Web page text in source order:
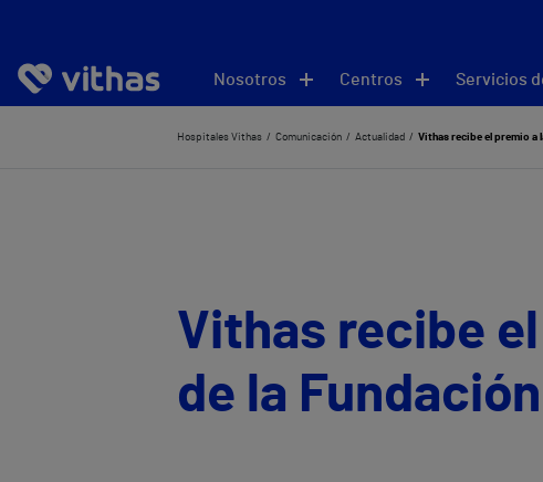
Nosotros Centros Servicios
Hospitales Vithas Comunicación Actualidad Vithas recibe el premio a
Vithas recibe
de la